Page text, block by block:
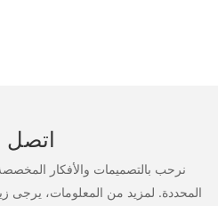
اتصل
نرحب بالتصميمات والأفكار
المحددة. لمزيد من المعلومات، يرجى